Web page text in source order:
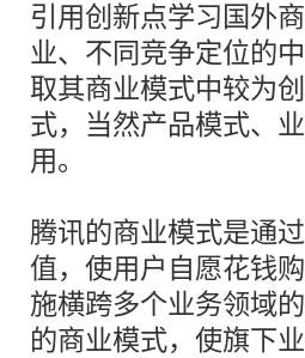
引用创新点学习国外
业、不同竞争定位的
取其商业模式中较为
式，当然产品模式、
用。
腾讯的商业模式是通
值，使用户自愿花钱
施横跨多个业务领域
的商业模式，使旗下